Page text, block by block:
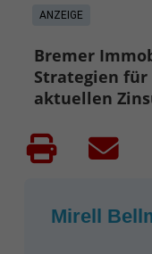
ANZEIGE
Bremer
Strategien
aktuellen
Mirell